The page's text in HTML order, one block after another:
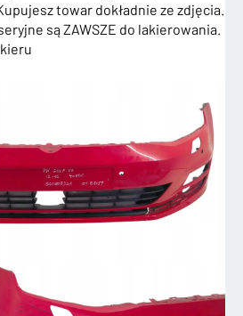
towar dokładnie ze zdjęcia.
są ZAWSZE do lakierowania.